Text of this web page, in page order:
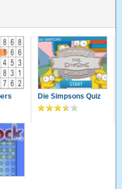
Die Simpsons Quiz